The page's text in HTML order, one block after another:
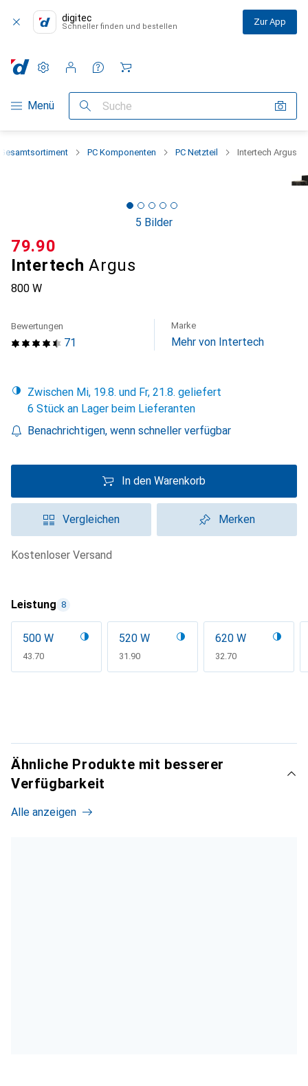
digitec
Schneller finden und bestellen Zur App
Navigation nach Kategorien
Menü Suche
Einstellungen
Kundenkonto
Vergleichslisten
Merklisten
Warenkorb
Gesamtsortiment PC Komponenten PC Netzteil Intertech Argus
5 Bilder
Intertech Argus
800 W
CHF
79.90
71
Bewertungen Marke
Mehr von Intertech
Zwischen Mi, 19.8. und Fr, 21.8. geliefert
6 Stück an Lager beim Lieferanten
Benachrichtigen, wenn schneller verfügbar
In den Warenkorb
Vergleichen Merken
kostenloser Versand
Leistung 8
500 W
CHF
43.70
520 W
CHF
31.90
620 W
CHF
32.70
Ähnliche Produkte mit besserer
Verfügbarkeit
Alle anzeigen